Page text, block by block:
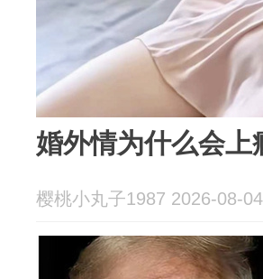
婚外情为什么会上
樱桃小丸子1987 2026-08-04